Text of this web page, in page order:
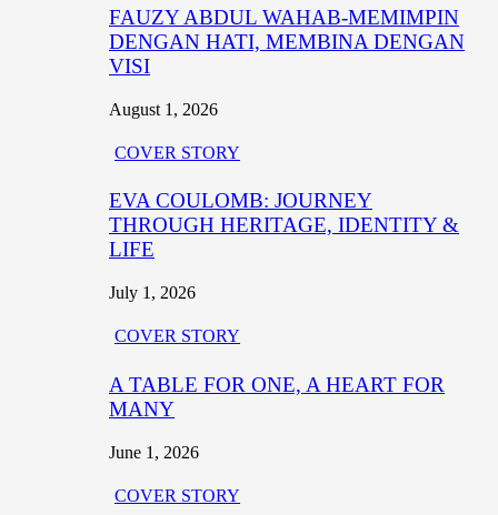
FAUZY ABDUL WAHAB-MEMIMPIN
DENGAN HATI, MEMBINA DENGAN
VISI
August 1, 2026
COVER STORY
EVA COULOMB: JOURNEY
THROUGH HERITAGE, IDENTITY &
LIFE
July 1, 2026
COVER STORY
A TABLE FOR ONE, A HEART FOR
MANY
June 1, 2026
COVER STORY